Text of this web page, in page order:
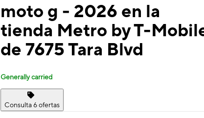
moto g - 2026 en la
tienda Metro by T-
de 7675 Tara Blvd
Generally carried
Consulta 6 ofertas